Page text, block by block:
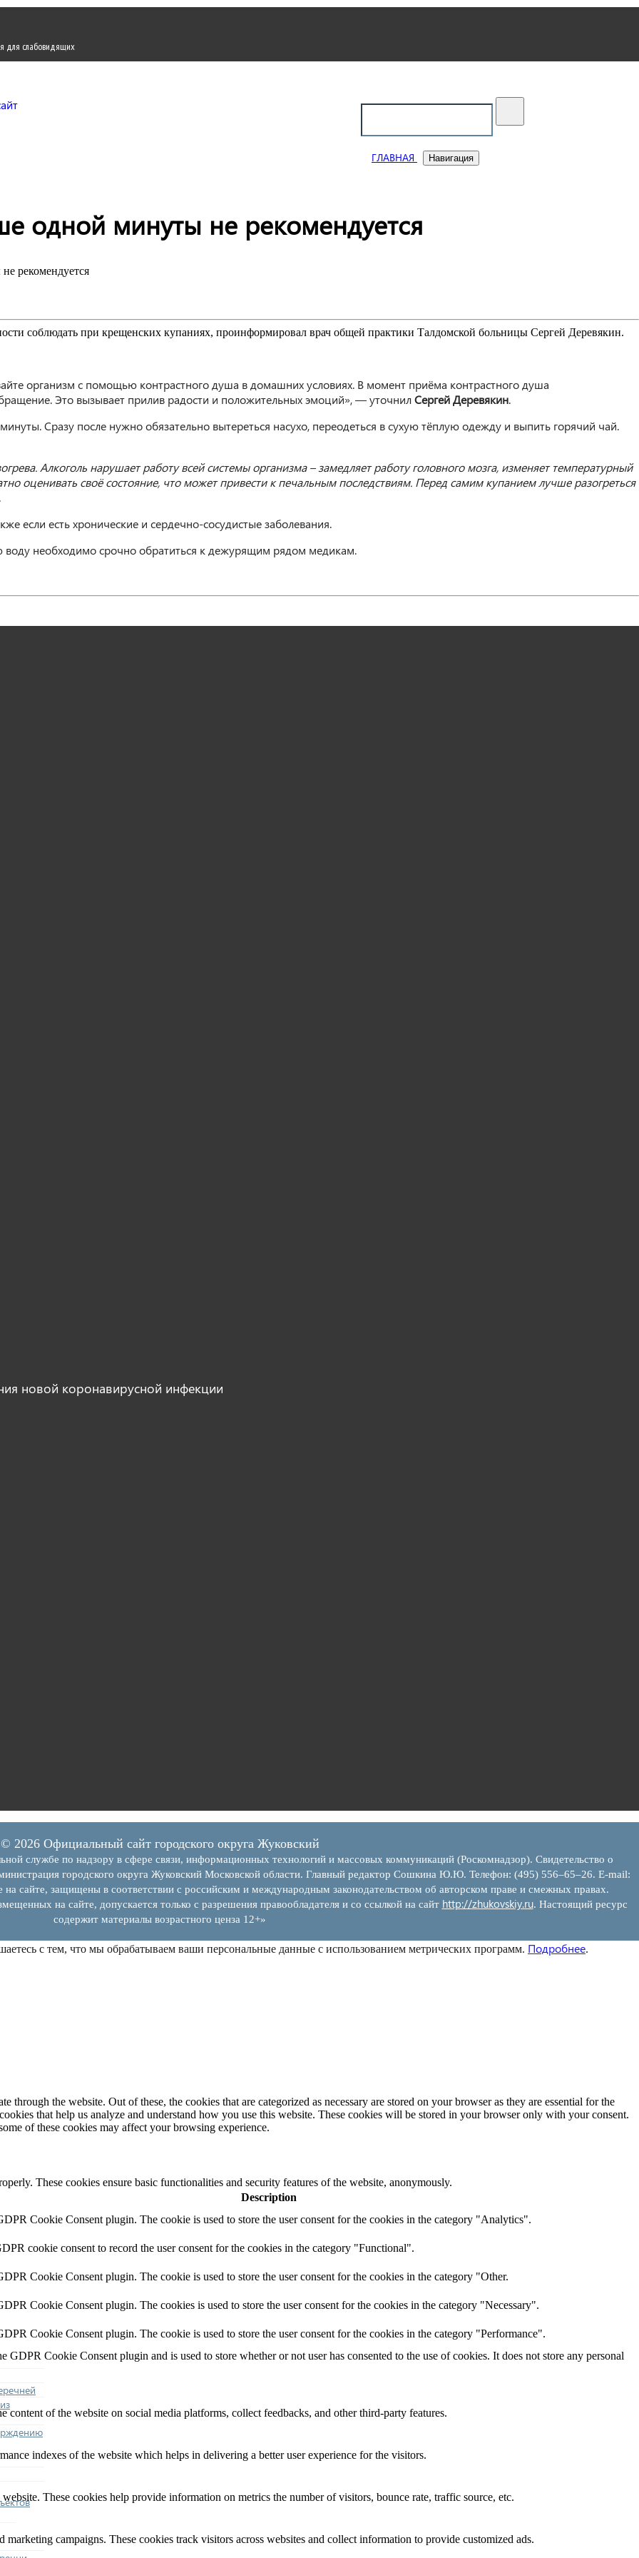
для слабовидящих
ГЛАВНАЯ Навигация
одной минуты не рекомендуется
рекомендуется
соблюдать при крещенских купаниях, проинформировал врач общей практики Талдомской больницы Сергей Деревякин.
организм с помощью контрастного душа в домашних условиях. В момент приёма контрастного душа
Это вызывает прилив радости и положительных эмоций», — уточнилСергей Деревякин.
Сразу после нужно обязательно вытереться насухо, переодеться в сухую тёплую одежду и выпить горячий чай.
Алкоголь нарушает работу всей системы организма – замедляет работу головного мозга, изменяет температурный
оценивать своё состояние, что может привести к печальным последствиям. Перед самим купанием лучше разогреться
если есть хронические и сердечно-сосудистые заболевания.
необходимо срочно обратиться к дежурящим рядом медикам.
новой коронавирусной инфекции
© 2026 Официальный сайт городского округа Жуковский
службе по надзору в сфере связи, информационных технологий и массовых коммуникаций (Роскомнадзор). Свидетельство о
городского округа Жуковский Московской области. Главный редактор Сошкина Ю.Ю. Телефон: (495) 556–65–26. E‑mail:
сайте, защищены в соответствии с российским и международным законодательством об авторском праве и смежных правах.
на сайте, допускается только с разрешения правообладателя и со ссылкой на сайт http://zhukovskiy.ru. Настоящий ресурс
содержит материалы возрастного ценза 12+»
с тем, что мы обрабатываем ваши персональные данные с использованием метрических программ. Подробнее.
the website. Out of these, the cookies that are categorized as necessary are stored on your browser as they are essential for the
that help us analyze and understand how you use this website. These cookies will be stored in your browser only with your consent.
of these cookies may affect your browsing experience.
These cookies ensure basic functionalities and security features of the website, anonymously.
Description
Cookie Consent plugin. The cookie is used to store the user consent for the cookies in the category "Analytics".
cookie consent to record the user consent for the cookies in the category "Functional".
Cookie Consent plugin. The cookie is used to store the user consent for the cookies in the category "Other.
Cookie Consent plugin. The cookies is used to store the user consent for the cookies in the category "Necessary".
Cookie Consent plugin. The cookie is used to store the user consent for the cookies in the category "Performance".
GDPR Cookie Consent plugin and is used to store whether or not user has consented to the use of cookies. It does not store any personal
of the website on social media platforms, collect feedbacks, and other third-party features.
indexes of the website which helps in delivering a better user experience for the visitors.
These cookies help provide information on metrics the number of visitors, bounce rate, traffic source, etc.
campaigns. These cookies track visitors across websites and collect information to provide customized ads.